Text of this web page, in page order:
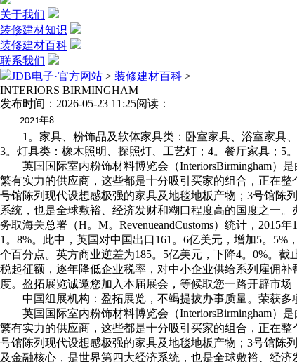
关于我们
装修建材知识
装修建材百科
联系我们
JDB电子·官方网站 > 装修建材百科 >
INTERIORS BIRMINGHAM
发布时间：2026-05-23 11:25阅读：
2021年8
1。家具、粉饰品及软体家具类：卧室家具、浴室家具、
3。灯具类：橡木照明、探照灯、工艺灯；4。餐厅家具；5。
英国国际室内粉饰材料博览会（InteriorsBirmingham）
繁有实力的供应商，这些都是十分吸引买家的组合，正在
号馆陈列现代设想感极强的家具及地毯地板产物；3号馆陈
系统，也是全球敷裕、经济发财和糊口程度高的国度之一
务取海关总署（H。M。RevenueandCustoms）统计，2015
1。8%。此中，英国对中国出口161。6亿美元，增加5。
个百分点。英方商业逆差为185。5亿美元，下降4。0%。
税起征额，逐年降低企业税率，对中小企业供给系列雇佣
度。盈拓展览诚邀您加入本届展会，等候取您一路开辟市
中国组展机构：盈拓展览，不竭提拔办事质量。荣获多
英国国际室内粉饰材料博览会（InteriorsBirmingham）
繁有实力的供应商，这些都是十分吸引买家的组合，正在
号馆陈列现代设想感极强的家具及地毯地板产物；3号馆陈
及金融核心，是世界第四大经济系统，也是全球敷裕、经